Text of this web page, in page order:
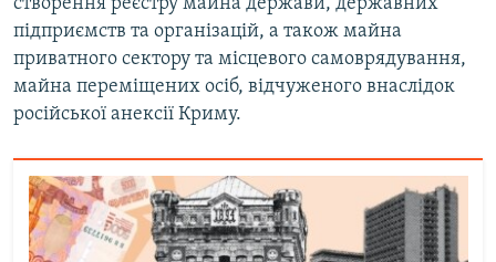
створення реєстру майна держави, державних
підприємств та організацій, а також майна
приватного сектору та місцевого самоврядування,
майна переміщених осіб, відчуженого внаслідок
російської анексії Криму.